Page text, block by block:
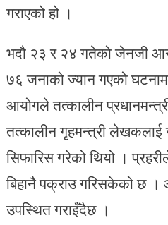
गराएको हो ।
भदौ २३ र २४ गतेको जेनजी
७६ जनाको ज्यान गएको
आयोगले तत्कालीन
तत्कालीन गृहमन्त्री लेखकलाई
सिफारिस गरेको थियो ।
बिहानै पक्राउ गरिसकेको छ
उपस्थित गराइँदैछ ।